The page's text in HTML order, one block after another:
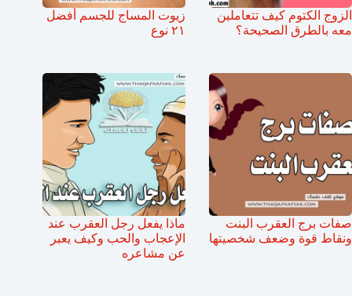
الزوج الكتوم كيف تتعاملين
معه بالطرق الصحيحة؟
زيوت المساج للجسم أفضل
٢١ نوع
صفات برج العقرب البنت
ونقاط قوة وضعف شخصيتها
ماذا يفعل رجل العقرب عند
الإعجاب والحب وكيف يعبر
عن مشاعره